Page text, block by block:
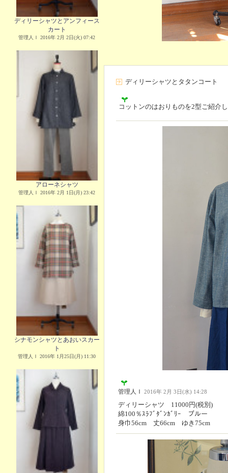
ディリーシャツとアンフィース
カート
管理人Ｉ 2016年 2月 2日(火) 07:42
アローネシャツ
管理人Ｉ 2016年 2月 1日(月) 23:42
シナモンシャツとあおいスカー
ト
管理人Ｉ 2016年 1月25日(月) 11:30
ディリーシャツとタタンコート
コットンのはおりものを2型ご紹介
管理人Ｉ 2016年 2月 3日(水) 14:28
ディリーシャツ 11000円(税別)
綿100％ｽﾗﾌﾞﾀﾞﾝｶﾞﾘｰ ブルー
身巾56cm 丈66cm ゆき75cm